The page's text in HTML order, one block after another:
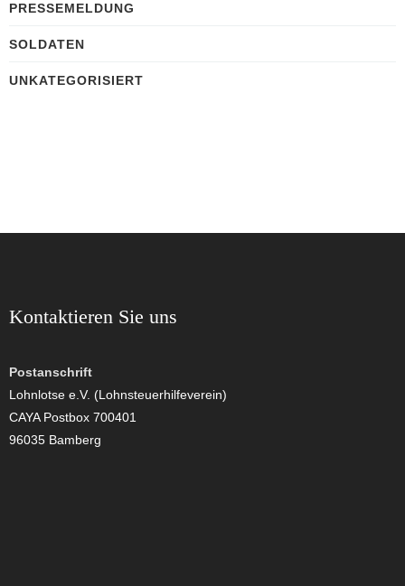
PRESSEMELDUNG
SOLDATEN
UNKATEGORISIERT
Kontaktieren Sie uns
Postanschrift
Lohnlotse e.V. (Lohnsteuerhilfeverein)
CAYA Postbox 700401
96035 Bamberg